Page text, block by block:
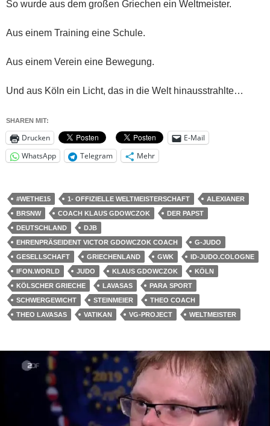
So wurde aus dem großen Griechen ein Weltmeister.
Aus einem Training eine Schule.
Aus einem Verein eine Bewegung.
Und aus Köln ein Licht, das in die Welt hinausstrahlte…
SHAREN MIT:
Drucken
E-Mail
WhatsApp
Telegram Mehr
#WETHE15 1- OFFIZIELLE WELTMEISTERSCHAFT
ALEXIANER
BRSNW
COACH KLAUS GDOWCZOK
DER PAPST
DEUTSCHLAND
DJB
EHRENPRÄSEIDENT VICTOR GDOWCZOK COACH
G-JUDO
GESELLSCHAFT
GRIECHENLAND GWK
ID-JUDO.COLOGNE
IFON.WORLD
JUDO KLAUS GDOWCZOK
KÖLN
KÖLSCHER GRIECHE
LAVASAS
PARA SPORT
SCHWERGEWICHT
STEINMEIER
THEO COACH
THEO LAVASAS
VATIKAN VG-PROJECT WELTMEISTER